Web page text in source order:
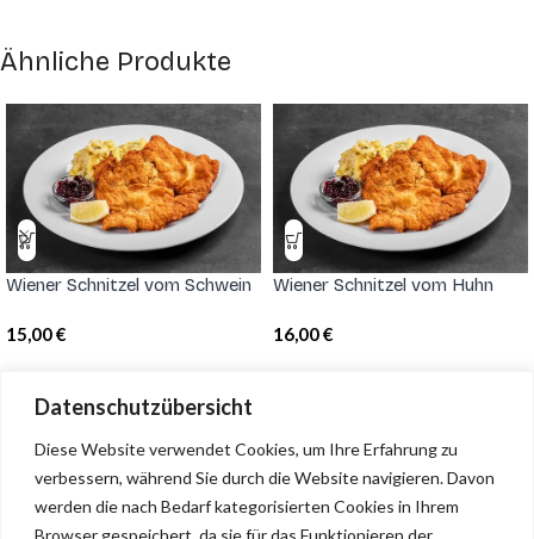
Datenschutzübersicht
Diese Website verwendet Cookies, um Ihre Erfahrung zu
verbessern, während Sie durch die Website navigieren.Davon
werden die nach Bedarf kategorisierten Cookies in Ihrem
Browser gespeichert, da sie für das Funktionieren der
Ähnliche Produkte
Wiener Schnitzel vom Schwein
15,00€
Wiener Schnitzel vom Huhn
16,00€